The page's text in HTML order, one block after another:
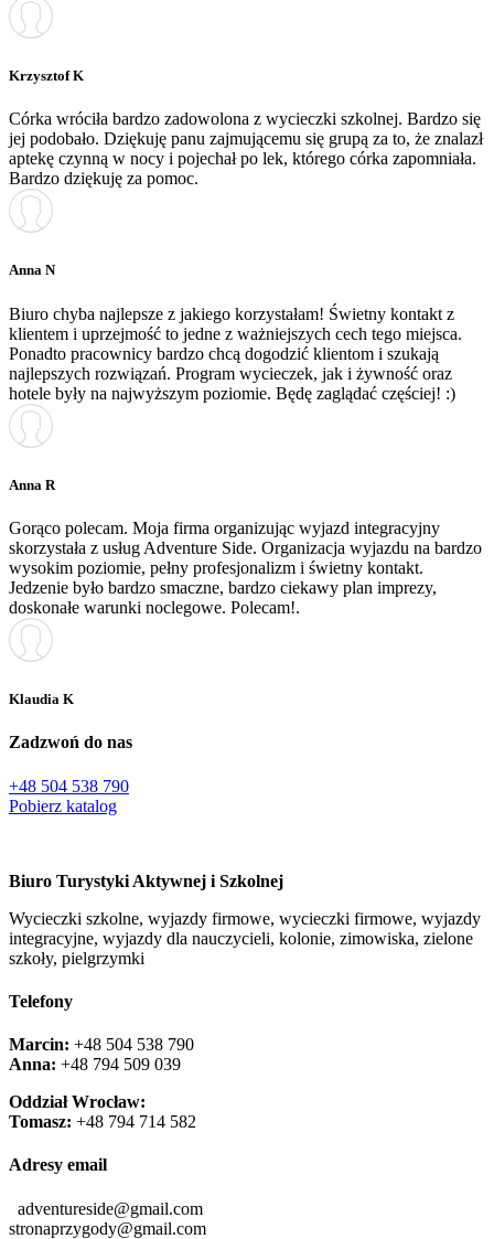
Krzysztof K
Córka wróciła bardzo zadowolona z wycieczki szkolnej. Bardzo się
jej podobało. Dziękuję panu zajmującemu się grupą za to, że znalazł
aptekę czynną w nocy i pojechał po lek, którego córka zapomniała.
Bardzo dziękuję za pomoc.
Anna N
Biuro chyba najlepsze z jakiego korzystałam! Świetny kontakt z
klientem i uprzejmość to jedne z ważniejszych cech tego miejsca.
Ponadto pracownicy bardzo chcą dogodzić klientom i szukają
najlepszych rozwiązań. Program wycieczek, jak i żywność oraz
hotele były na najwyższym poziomie. Będę zaglądać częściej! :)
Anna R
Gorąco polecam. Moja firma organizując wyjazd integracyjny
skorzystała z usług Adventure Side. Organizacja wyjazdu na bardzo
wysokim poziomie, pełny profesjonalizm i świetny kontakt.
Jedzenie było bardzo smaczne, bardzo ciekawy plan imprezy,
doskonałe warunki noclegowe. Polecam!.
Klaudia K
Zadzwoń do nas
+48 504 538 790
Pobierz katalog
Biuro Turystyki Aktywnej i Szkolnej
Wycieczki szkolne, wyjazdy firmowe, wycieczki firmowe, wyjazdy
integracyjne, wyjazdy dla nauczycieli, kolonie, zimowiska, zielone
szkoły, pielgrzymki
Telefony
Marcin: +48 504 538 790
Anna: +48 ‭794 509 039‬
Oddział Wrocław:
Tomasz: +48 794 714 582
Adresy email
adventureside@gmail.com
stronaprzygody@gmail.com